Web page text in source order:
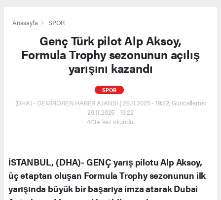
Anasayfa SPOR
Genç Türk pilot Alp Aksoy,
Formula Trophy sezonunun açılış
yarışını kazandı
SPOR
(DHA) - DEMİRÖREN HABER AJANSI | 29.11.2025 - 19:22, Güncelleme:
29.11.2025 - 19:22
473+ kez okundu.
İSTANBUL, (DHA)- GENÇ yarış pilotu Alp Aksoy,
üç etaptan oluşan Formula Trophy sezonunun ilk
yarışında büyük bir başarıya imza atarak Dubai